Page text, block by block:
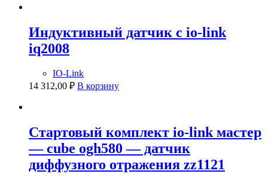
Индуктивный датчик с io-link
iq2008
IO-Link
14 312,00 ₽ В корзину
Стартовый комплект io-link мастер
— cube ogh580 — датчик
диффузного отражения zz1121